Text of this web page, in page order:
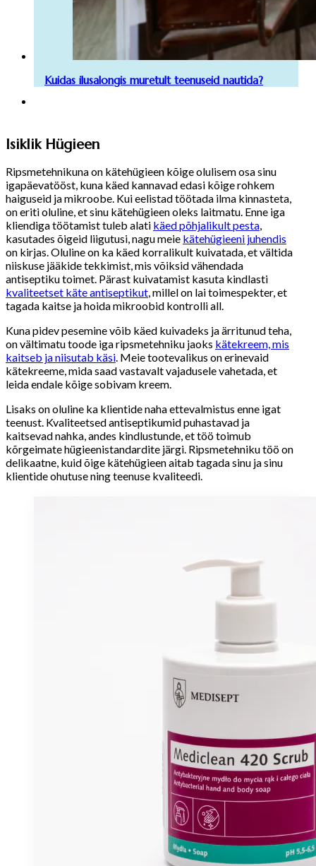
Kuidas ilusalongis muretult teenuseid nautida?
Isiklik Hügieen
Ripsmetehnikuna on kätehügieen kõige olulisem osa sinu
igapäevatööst, kuna käed kannavad edasi kõige rohkem
haiguseid ja mikroobe. Kui eelistad töötada ilma kinnasteta,
on eriti oluline, et sinu kätehügieen oleks laitmatu. Enne iga
kliendiga töötamist tuleb alati käed põhjalikult pesta,
kasutades õigeid liigutusi, nagu meie kätehügieeni juhendis
on kirjas. Oluline on ka käed korralikult kuivatada, et vältida
niiskuse jääkide tekkimist, mis võiksid vähendada
antiseptiku toimet. Pärast kuivatamist kasuta kindlasti
kvaliteetset käte antiseptikut, millel on lai toimespekter, et
tagada kaitse ja hoida mikroobid kontrolli all.
Kuna pidev pesemine võib käed kuivadeks ja ärritunud teha,
on vältimatu toode iga ripsmetehniku jaoks kätekreem, mis
kaitseb ja niisutab käsi. Meie tootevalikus on erinevaid
kätekreeme, mida saad vastavalt vajadusele vahetada, et
leida endale kõige sobivam kreem.
Lisaks on oluline ka klientide naha ettevalmistus enne igat
teenust. Kvaliteetsed antiseptikumid puhastavad ja
kaitsevad nahka, andes kindlustunde, et töö toimub
kõrgeimate hügieenistandardite järgi. Ripsmetehniku töö on
delikaatne, kuid õige kätehügieen aitab tagada sinu ja sinu
klientide ohutuse ning teenuse kvaliteedi.